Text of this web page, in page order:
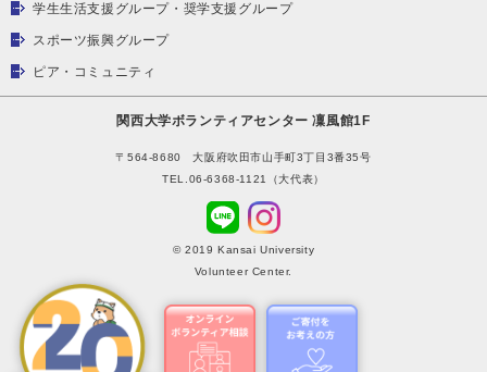
学生生活支援グループ・奨学支援グループ
スポーツ振興グループ
ピア・コミュニティ
関西大学ボランティアセンター 凜風館1F
〒564-8680 大阪府吹田市山手町3丁目3番35号
TEL.06-6368-1121（大代表）
© 2019 Kansai University
Volunteer Center.